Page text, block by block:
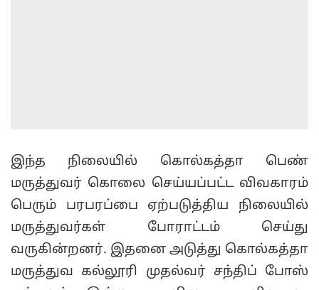
இந்த நிலையில் கொல்கத்தா பெண்
மருத்துவர் கொலை செய்யப்பட்ட விவகாரம்
பெரும் பரபரப்பை ஏற்படுத்திய நிலையில்
மருத்துவர்கள் போராட்டம் செய்து
வருகின்றனர். இதனை அடுத்து கொல்கத்தா
மருத்துவ கல்லூரி முதல்வர் சந்திப் போஸ்